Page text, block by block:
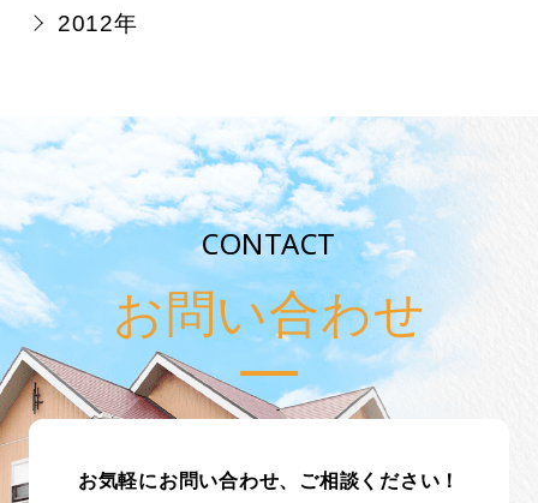
2012年
CONTACT
お問い合わせ
お気軽にお問い合わせ、ご相談ください！